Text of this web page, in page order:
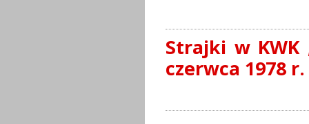
Strajki w KWK
czerwca 1978 r.